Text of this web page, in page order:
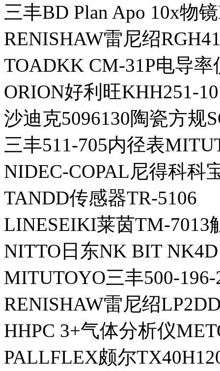
三丰BD Plan Apo 10x物
RENISHAW雷尼绍
TOADKK CM-31P电导率
ORION好利旺KHH251-
沙迪克5096130陶瓷方规
三丰511-705内径表
NIDEC-COPAL尼得科科
TANDD传感器TR-5106
LINESEIKI莱茵TM-7013
NITTO日东NK BIT
MITUTOYO三丰500-
RENISHAW雷尼绍
HHPC 3+气体分析仪
PALLFLEX颇尔